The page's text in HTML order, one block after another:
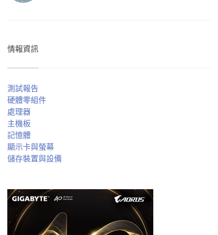
情報資訊
測試報告
硬體零組件
處理器
主機板
記憶體
顯示卡與螢幕
儲存裝置與設備